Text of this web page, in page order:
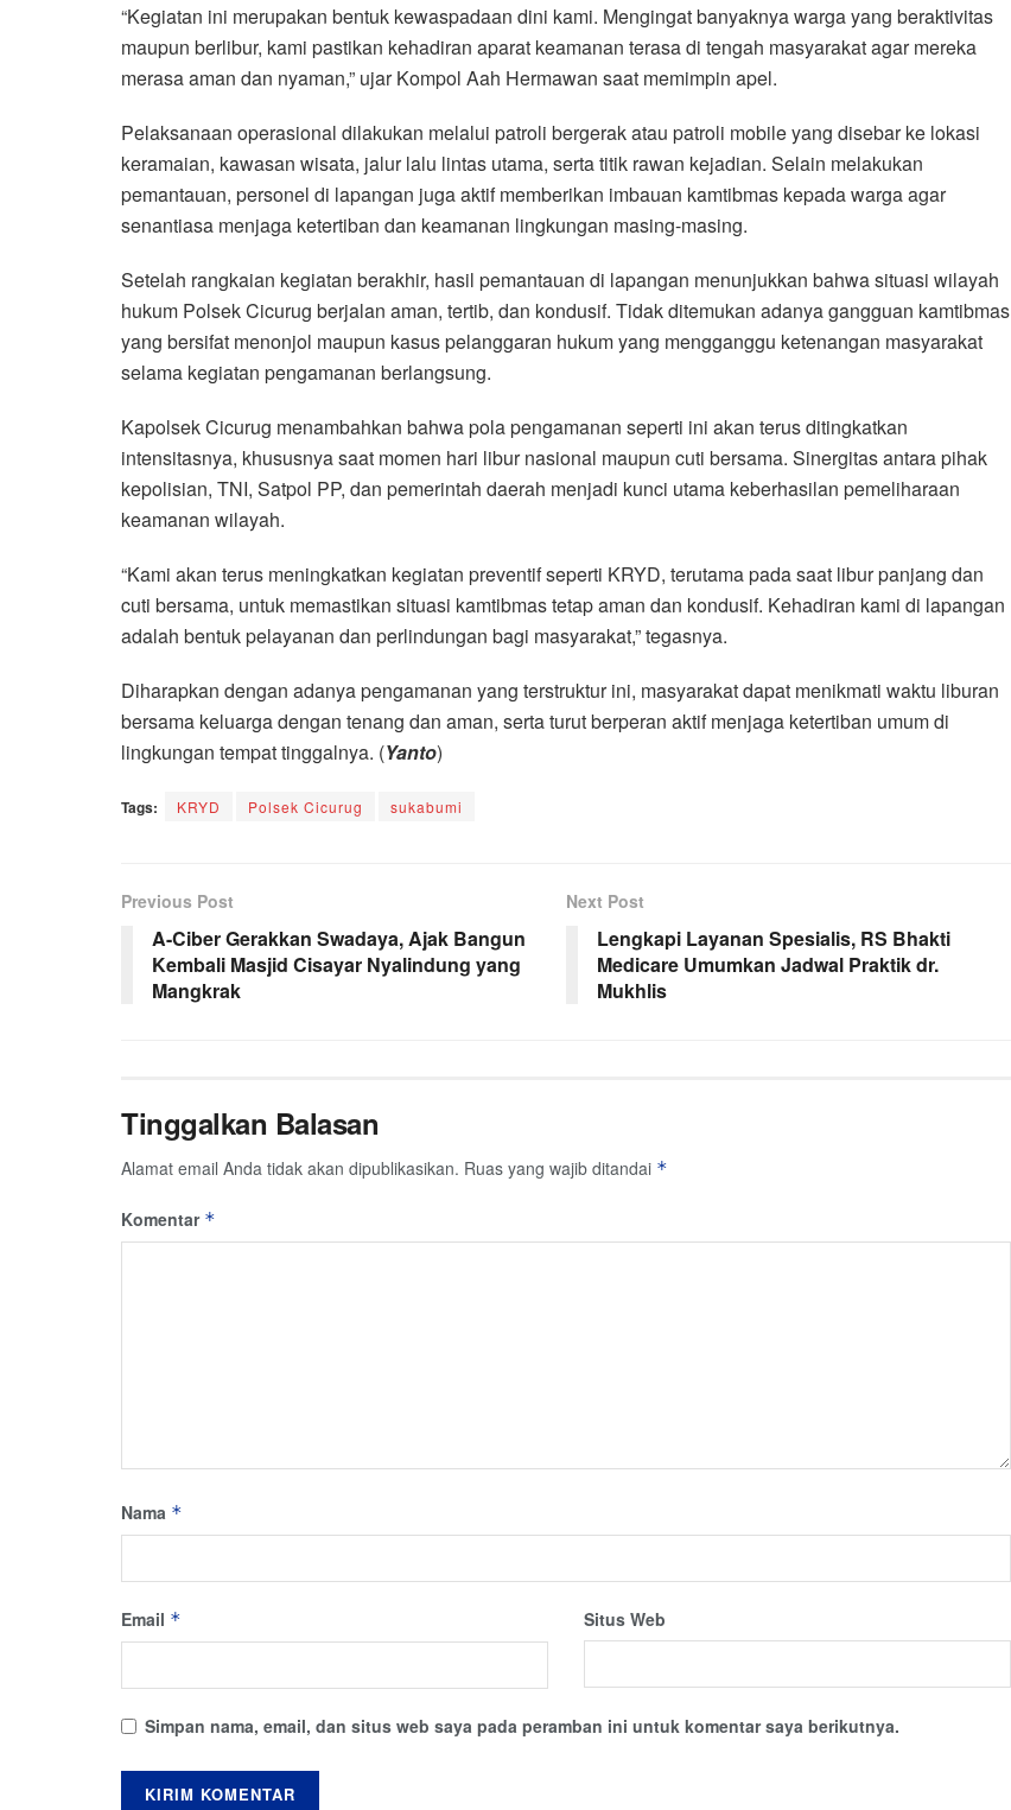
“Kegiatan ini merupakan bentuk kewaspadaan dini kami. Mengingat banyaknya warga yang beraktivitas
maupun berlibur, kami pastikan kehadiran aparat keamanan terasa di tengah masyarakat agar mereka
merasa aman dan nyaman,” ujar Kompol Aah Hermawan saat memimpin apel.
Pelaksanaan operasional dilakukan melalui patroli bergerak atau patroli mobile yang disebar ke lokasi
keramaian, kawasan wisata, jalur lalu lintas utama, serta titik rawan kejadian. Selain melakukan
pemantauan, personel di lapangan juga aktif memberikan imbauan kamtibmas kepada warga agar
senantiasa menjaga ketertiban dan keamanan lingkungan masing-masing.
Setelah rangkaian kegiatan berakhir, hasil pemantauan di lapangan menunjukkan bahwa situasi wilayah
hukum Polsek Cicurug berjalan aman, tertib, dan kondusif. Tidak ditemukan adanya gangguan kamtibmas
yang bersifat menonjol maupun kasus pelanggaran hukum yang mengganggu ketenangan masyarakat
selama kegiatan pengamanan berlangsung.
Kapolsek Cicurug menambahkan bahwa pola pengamanan seperti ini akan terus ditingkatkan
intensitasnya, khususnya saat momen hari libur nasional maupun cuti bersama. Sinergitas antara pihak
kepolisian, TNI, Satpol PP, dan pemerintah daerah menjadi kunci utama keberhasilan pemeliharaan
keamanan wilayah.
“Kami akan terus meningkatkan kegiatan preventif seperti KRYD, terutama pada saat libur panjang dan
cuti bersama, untuk memastikan situasi kamtibmas tetap aman dan kondusif. Kehadiran kami di lapangan
adalah bentuk pelayanan dan perlindungan bagi masyarakat,” tegasnya.
Diharapkan dengan adanya pengamanan yang terstruktur ini, masyarakat dapat menikmati waktu liburan
bersama keluarga dengan tenang dan aman, serta turut berperan aktif menjaga ketertiban umum di
lingkungan tempat tinggalnya. (Yanto)
Tags: KRYD Polsek Cicurug sukabumi
Previous Post
A-Ciber Gerakkan Swadaya, Ajak Bangun
Kembali Masjid Cisayar Nyalindung yang
Mangkrak
Next Post
Lengkapi Layanan Spesialis, RS Bhakti
Medicare Umumkan Jadwal Praktik dr.
Mukhlis
Tinggalkan Balasan
Alamat email Anda tidak akan dipublikasikan. Ruas yang wajib ditandai *
Komentar *
Nama *
Email * Situs Web
Simpan nama, email, dan situs web saya pada peramban ini untuk komentar saya berikutnya.